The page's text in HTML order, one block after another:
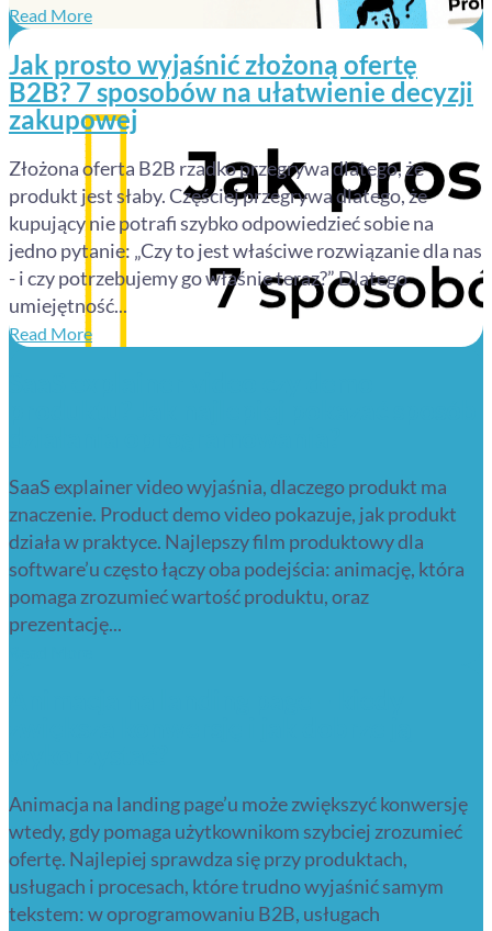
Read More
Jak prosto wyjaśnić złożoną ofertę
B2B? 7 sposobów na ułatwienie decyzji
zakupowej
Złożona oferta B2B rzadko przegrywa dlatego, że
produkt jest słaby. Częściej przegrywa dlatego, że
kupujący nie potrafi szybko odpowiedzieć sobie na
jedno pytanie: „Czy to jest właściwe rozwiązanie dla nas
- i czy potrzebujemy go właśnie teraz?” Dlatego
umiejętność...
Read More
SaaS explainer video wyjaśnia, dlaczego produkt ma
znaczenie. Product demo video pokazuje, jak produkt
działa w praktyce. Najlepszy film produktowy dla
software’u często łączy oba podejścia: animację, która
pomaga zrozumieć wartość produktu, oraz
prezentację...
Animacja na landing page’u może zwiększyć konwersję
wtedy, gdy pomaga użytkownikom szybciej zrozumieć
ofertę. Najlepiej sprawdza się przy produktach,
usługach i procesach, które trudno wyjaśnić samym
tekstem: w oprogramowaniu B2B, usługach